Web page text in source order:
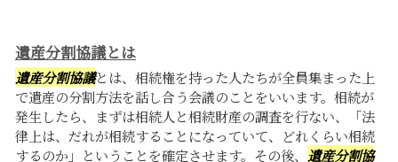
遺産分割協議とは
遺産分割協議とは、相続権を持った人たちが全員集まった上
で遺産の分割方法を話し合う会議のことをいいます。相続が
発生したら、まずは相続人と相続財産の調査を行ない、「法
律上は、だれが相続することになっていて、どれくらい相続
するのか」ということを確定させます。その後、 遺産分割協